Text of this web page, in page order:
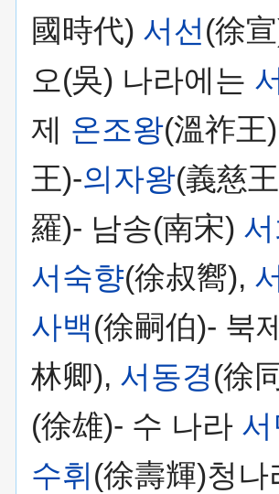
國時代) 서선(徐
오(吳) 나라에는
제 온조왕(溫祚王)
王)-의자왕(義慈
羅)- 남송(南宋)
서숙향(徐叔嚮),
사백(徐嗣伯)- 북
林卿), 서동경(徐
(徐雄)- 수 나라
수휘 (徐壽輝)청